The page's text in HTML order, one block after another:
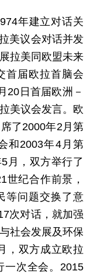
年建立对话关
美议会对话并发
拉美同欧盟未来
首届欧拉首脑会
20日首届欧洲－
美议会发言。欧
了2000年2月第
和2003年4月第
月，双方举行了
世纪合作前景，
等问题交换了意
次对话，就加强
社会发展及环保
，双方成立欧拉
一次全会。2015